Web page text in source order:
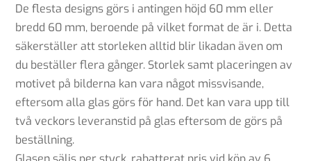
De flesta designs görs i antingen höjd 60 mm eller
bredd 60 mm, beroende på vilket format de är i. Detta
säkerställer att storleken alltid blir likadan även om
du beställer flera gånger. Storlek samt placeringen av
motivet på bilderna kan vara något missvisande,
eftersom alla glas görs för hand. Det kan vara upp till
två veckors leveranstid på glas eftersom de görs på
beställning.